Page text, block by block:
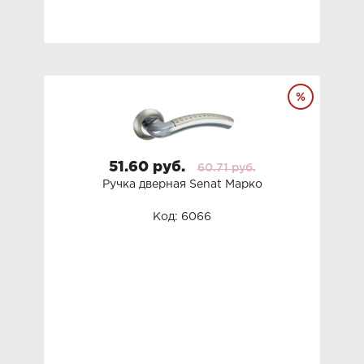
51.60 руб.
60.71 руб.
Ручка дверная Senat Марко
Код: 6066